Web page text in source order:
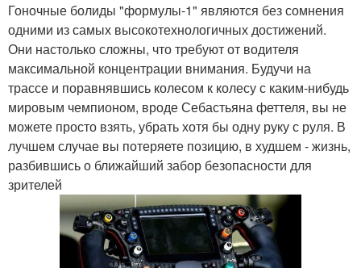
Гоночные болиды "формулы-1" являются без сомнения
одними из самых высокотехнологичных достижений.
Они настолько сложны, что требуют от водителя
максимальной концентрации внимания. Будучи на
трассе и поравнявшись колесом к колесу с каким-нибудь
мировым чемпионом, вроде Себастьяна феттеля, вы не
можете просто взять, убрать хотя бы одну руку с руля. В
лучшем случае вы потеряете позицию, в худшем - жизнь,
разбившись о ближайший забор безопасности для
зрителей